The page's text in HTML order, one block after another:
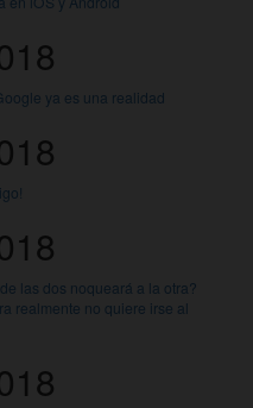
ya es una realidad
las dos noqueará a la otra?
realmente no quiere irse al